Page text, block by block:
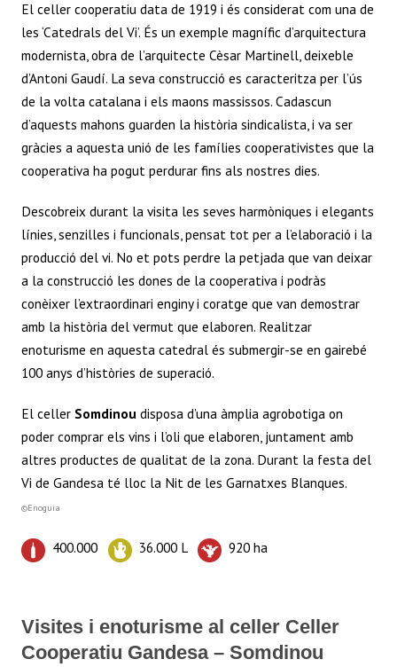
ts
A
p
p
b
o
o
k
itt
er
er
es
t
ai
l
e
dI
n
re
El celler cooperatiu data de 1919 i és considerat com una de
les ‘Catedrals del Vi’. És un exemple magnífic d’arquitectura
modernista, obra de l’arquitecte Cèsar Martinell, deixeble
d’Antoni Gaudí. La seva construcció es caracteritza per l’ús
de la volta catalana i els maons massissos. Cadascun
d’aquests mahons guarden la història sindicalista, i va ser
gràcies a aquesta unió de les famílies cooperativistes que la
cooperativa ha pogut perdurar fins als nostres dies.
Descobreix durant la visita les seves harmòniques i elegants
línies, senzilles i funcionals, pensat tot per a l’elaboració i la
producció del vi. No et pots perdre la petjada que van deixar
a la construcció les dones de la cooperativa i podràs
conèixer l’extraordinari enginy i coratge que van demostrar
amb la història del vermut que elaboren. Realitzar
enoturisme en aquesta catedral és submergir-se en gairebé
100 anys d’històries de superació.
El celler Somdinou disposa d’una àmplia agrobotiga on
poder comprar els vins i l’oli que elaboren, juntament amb
altres productes de qualitat de la zona. Durant la festa del
Vi de Gandesa té lloc la Nit de les Garnatxes Blanques.
©Enoguia
400.000 36.000 L 920 ha
Visites i enoturisme al celler Celler
Cooperatiu Gandesa – Somdinou